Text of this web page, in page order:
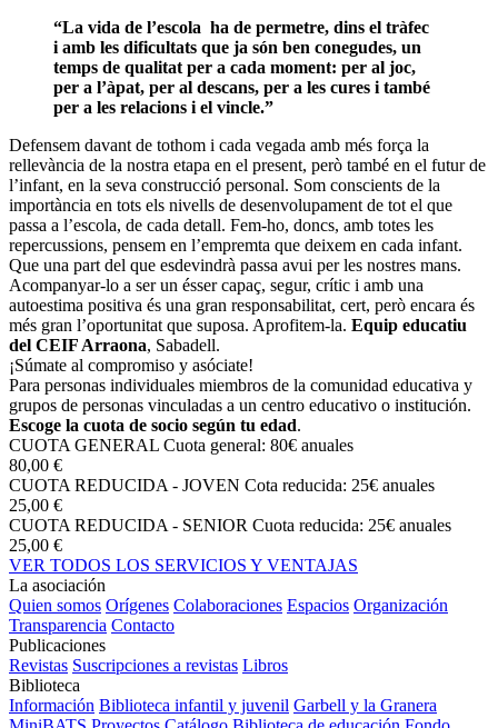
“La vida de l’escola ha de permetre, dins el tràfec
i amb les dificultats que ja són ben conegudes, un
temps de qualitat per a cada moment: per al joc,
per a l’àpat, per al descans, per a les cures i també
per a les relacions i el vincle.”
Defensem davant de tothom i cada vegada amb més força la
rellevància de la nostra etapa en el present, però també en el futur de
l’infant, en la seva construcció personal. Som conscients de la
importància en tots els nivells de desenvolupament de tot el que
passa a l’escola, de cada detall. Fem-ho, doncs, amb totes les
repercussions, pensem en l’empremta que deixem en cada infant.
Que una part del que esdevindrà passa avui per les nostres mans.
Acompanyar-lo a ser un ésser capaç, segur, crític i amb una
autoestima positiva és una gran responsabilitat, cert, però encara és
més gran l’oportunitat que suposa. Aprofitem-la. Equip educatiu
del CEIF Arraona, Sabadell.
¡Súmate al compromiso y asóciate!
Para personas individuales miembros de la comunidad educativa y
grupos de personas vinculadas a un centro educativo o institución.
Escoge la cuota de socio según tu edad.
CUOTA GENERAL Cuota general: 80€ anuales
80,00 €
CUOTA REDUCIDA - JOVEN Cota reducida: 25€ anuales
25,00 €
CUOTA REDUCIDA - SENIOR Cuota reducida: 25€ anuales
25,00 €
VER TODOS LOS SERVICIOS Y VENTAJAS
La asociación
Quien somos Orígenes Colaboraciones Espacios Organización
Transparencia Contacto
Publicaciones
Revistas Suscripciones a revistas Libros
Biblioteca
Información Biblioteca infantil y juvenil Garbell y la Granera